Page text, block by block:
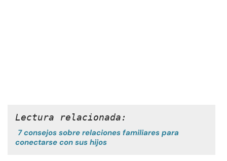
Lectura relacionada:
7 consejos sobre relaciones familiares para
conectarse con sus hijos